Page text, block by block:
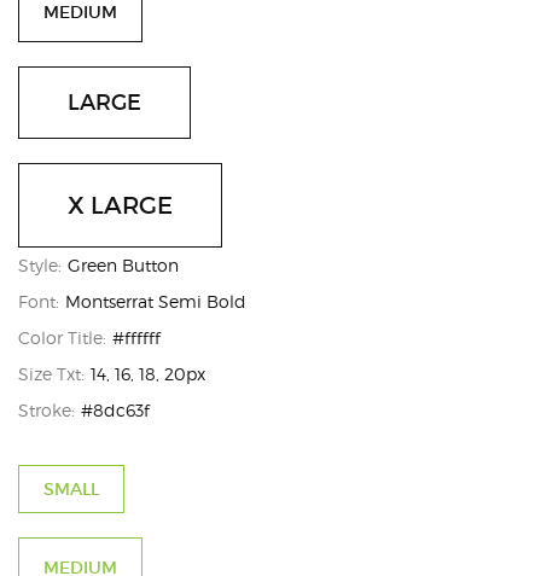
MEDIUM
LARGE
X LARGE
Style: Green Button
Font: Montserrat Semi Bold
Color Title: #ffffff
Size Txt: 14, 16, 18, 20px
Stroke: #8dc63f
SMALL
MEDIUM